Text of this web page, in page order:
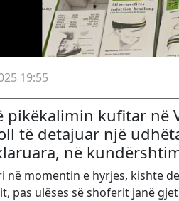
19:55
pikëkalimin kufitar në
të detajuar një
në
në momentin e hyrjes, kishte
pas ulëses së shoferit janë